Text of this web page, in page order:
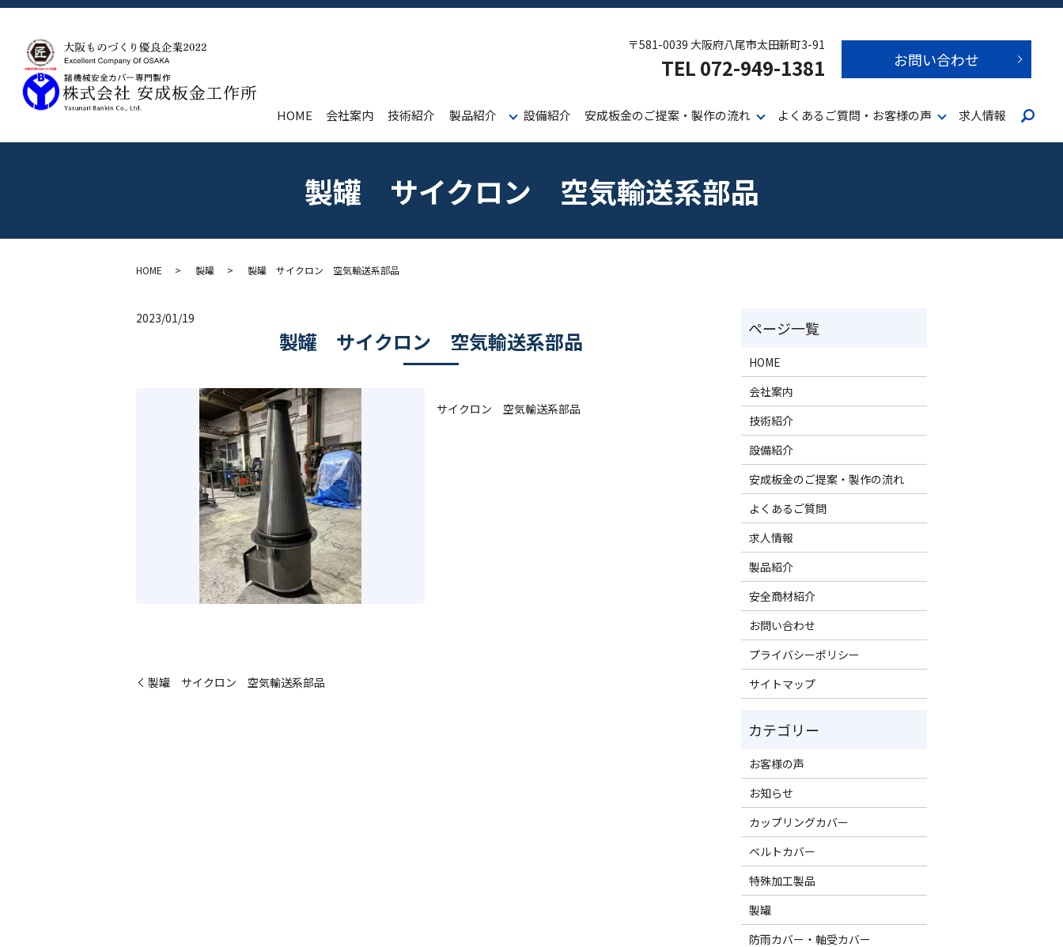
〒581-0039 大阪府八尾市太田新町3-91
TEL 072-949-1381 お問い合わせ
HOME 会社案内 技術紹介 製品紹介 設備紹介 安成板金のご提案・製作の流れ よくあるご質問・お客様の声 求人情報
製罐 サイクロン 空気輸送系部品
HOME 製罐 製罐 サイクロン 空気輸送系部品
2023/01/19
製罐 サイクロン 空気輸送系部品
サイクロン 空気輸送系部品
製罐 サイクロン 空気輸送系部品
HOME
会社案内
技術紹介
設備紹介
安成板金のご提案・製作の流れ
よくあるご質問
求人情報
製品紹介
安全商材紹介
お問い合わせ
プライバシーポリシー
サイトマップ
お客様の声
お知らせ
カップリングカバー
ベルトカバー
特殊加工製品
製罐
防雨カバー・軸受カバー